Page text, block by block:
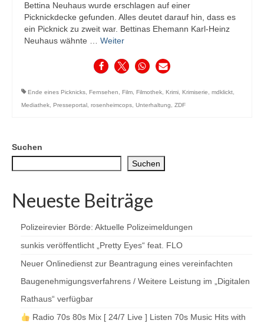
Bettina Neuhaus wurde erschlagen auf einer
Picknickdecke gefunden. Alles deutet darauf hin, dass es
ein Picknick zu zweit war. Bettinas Ehemann Karl-Heinz
Neuhaus wähnte … Weiter
Ende eines Picknicks, Fernsehen, Film, Filmothek, Krimi, Krimiserie, mdklickt,
Mediathek, Presseportal , rosenheimcops, Unterhaltung, ZDF
Suchen
Suchen
Neueste Beiträge
Polizeirevier Börde: Aktuelle Polizeimeldungen
sunkis veröffentlicht „Pretty Eyes“ feat. FLO
Neuer Onlinedienst zur Beantragung eines vereinfachten
Baugenehmigungsverfahrens / Weitere Leistung im „Digitalen
Rathaus“ verfügbar
Radio 70s 80s Mix [ 24/7 Live ] Listen 70s Music Hits with